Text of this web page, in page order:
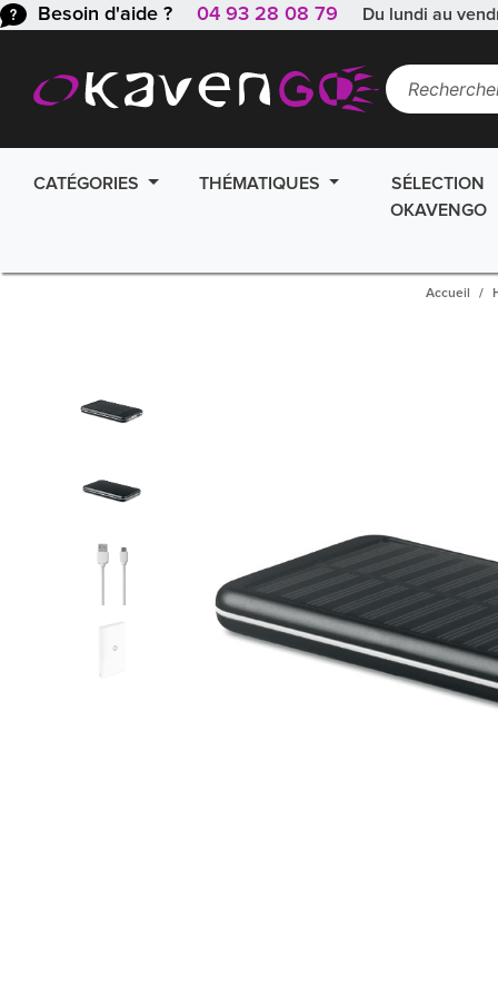
Besoin d'aide ? 04 93 28 08 79 Du lundi au
CATÉGORIES THÉMATIQUES
SÉLECTION
OKAVENGO
Accueil